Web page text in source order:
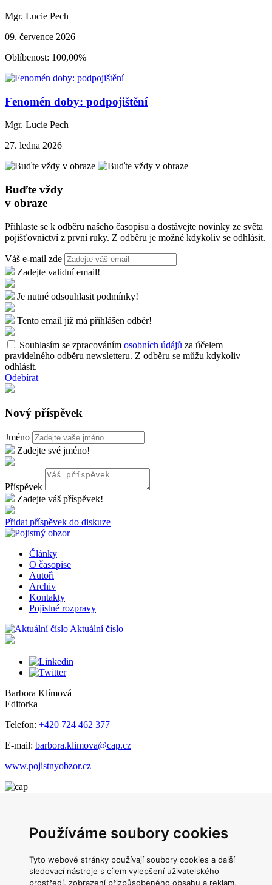
Používáme soubory cookies
Tyto webové stránky používají soubory cookies a další
sledovací nástroje s cílem vylepšení uživatelského
prostředí, zobrazení přizpůsobeného obsahu a reklam,
Mgr. Lucie Pech
09. července 2026
Oblíbenost: 100,00%
Fenomén doby: podpojištění
Mgr. Lucie Pech
27. ledna 2026
Buďte vždy
v obraze
Přihlaste se k odběru našeho časopisu a dostávejte novinky ze světa
pojišťovnictví z první ruky. Z odběru je možné kdykoliv se odhlásit.
Váš e-mail zde
Zadejte validní email!
Je nutné odsouhlasit podmínky!
Tento email již má přihlášen odběr!
Souhlasím se zpracováním osobních údájů za účelem
pravidelného odběru newsletteru. Z odběru se můžu kdykoliv
odhlásit.
Odebírat
Nový příspěvek
Jméno
Zadejte své jméno!
Příspěvek
Zadejte váš příspěvek!
Přidat příspěvek do diskuze
Články
O časopise
Autoři
Archiv
Kontakty
Pojistné rozpravy
Aktuální číslo
Barbora Klímová
Editorka
Telefon: +420 724 462 377
E-mail: barbora.klimova@cap.cz
www.pojistnyobzor.cz
Main Point Pankrác
Praha 4,140 00